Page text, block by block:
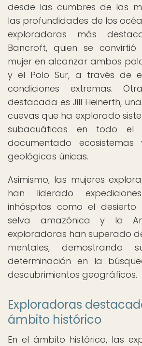
desde las cumbres de las
las profundidades de los
exploradoras más
Bancroft, quien se
mujer en alcanzar ambos
y el Polo Sur, a través de
condiciones extremas.
destacada es Jill Heinerth,
cuevas que ha explorado
subacuáticas en todo
documentado ecosistemas
geológicas únicas.
Asimismo, las mujeres
han liderado
inhóspitos como el desierto
selva amazónica y la
exploradoras han superado
mentales, demostrando
determinación en la
descubrimientos geográficos.
Exploradoras
ámbito histórico
En el ámbito histórico, las